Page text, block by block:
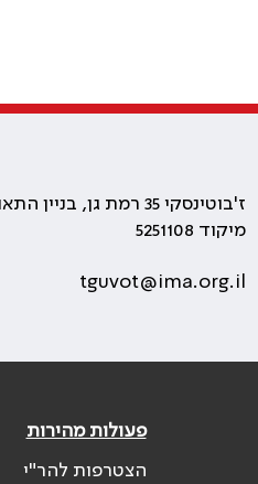
ז'בוטינסקי 35 רמת גן, בניין התאומים 2
מיקוד 5251108
tguvot@ima.org.il
פעולות מהירות
הצטרפות להר"י